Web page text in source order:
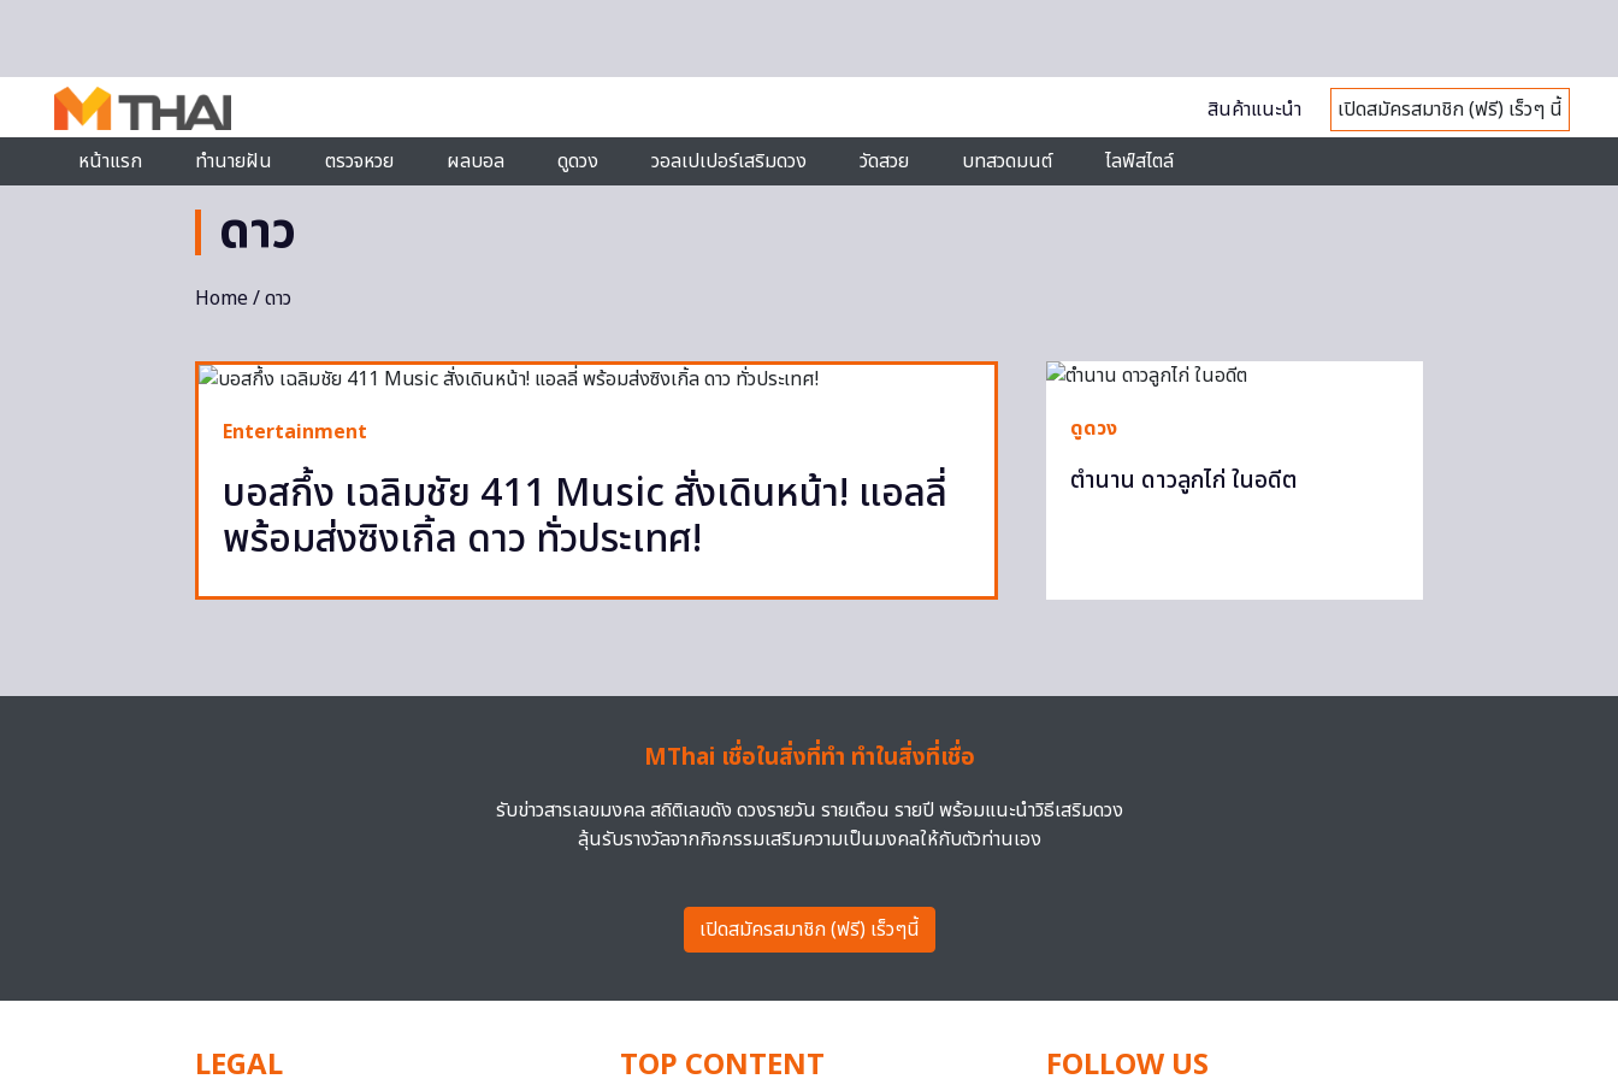
สินค้าแนะนำ
เปิดสมัครสมาชิก (ฟรี) เร็วๆ นี้
หน้าแรก
ทำนายฝัน ตรวจหวย ผลบอล ดูดวง วอลเปเปอร์เสริมดวง วัดสวย บทสวดมนต์ ไลฟ์สไตล์
ดาว
Home/ ดาว
Entertainment
บอสกึ้ง เฉลิมชัย 411 Music สั่งเดินหน้า! แอลลี่
พร้อมส่งซิงเกิ้ล ดาว ทั่วประเทศ!
ดูดวง
ตำนาน ดาวลูกไก่ ในอดีต
MThai เชื่อในสิ่งที่ทำ ทำในสิ่งที่เชื่อ
รับข่าวสารเลขมงคล สถิติเลขดัง ดวงรายวัน รายเดือน รายปี พร้อมแนะนำวิธีเสริมดวง
ลุ้นรับรางวัลจากกิจกรรมเสริมความเป็นมงคลให้กับตัวท่านเอง
เปิดสมัครสมาชิก (ฟรี) เร็วๆนี้
LEGAL TOP CONTENT FOLLOW US